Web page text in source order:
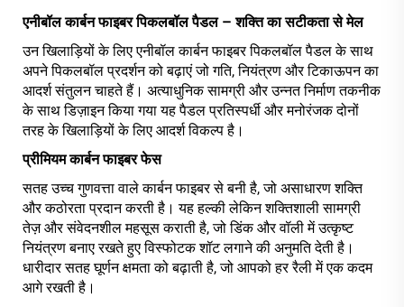
एनीबॉल कार्बन फाइबर पिकलबॉल पैडल – शक्ति का सटीकता से मेल
उन खिलाड़ियों के लिए एनीबॉल कार्बन फाइबर पिकलबॉल पैडल के साथ
अपने पिकलबॉल प्रदर्शन को बढ़ाएं जो गति, नियंत्रण और टिकाऊपन का
आदर्श संतुलन चाहते हैं। अत्याधुनिक सामग्री और उन्नत निर्माण तकनीक
के साथ डिज़ाइन किया गया यह पैडल प्रतिस्पर्धी और मनोरंजक दोनों
तरह के खिलाड़ियों के लिए आदर्श विकल्प है।
प्रीमियम कार्बन फाइबर फेस
सतह उच्च गुणवत्ता वाले कार्बन फाइबर से बनी है, जो असाधारण शक्ति
और कठोरता प्रदान करती है। यह हल्की लेकिन शक्तिशाली सामग्री
तेज़ और संवेदनशील महसूस कराती है, जो डिंक और वॉली में उत्कृष्ट
नियंत्रण बनाए रखते हुए विस्फोटक शॉट लगाने की अनुमति देती है।
धारीदार सतह घूर्णन क्षमता को बढ़ाती है, जो आपको हर रैली में एक कदम
आगे रखती है।